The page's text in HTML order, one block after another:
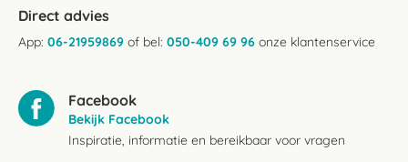
Direct advies
App: 06-21959869 of bel: 050-409 69 96 onze klantenservice
Facebook
Bekijk Facebook
Inspiratie, informatie en bereikbaar voor vragen